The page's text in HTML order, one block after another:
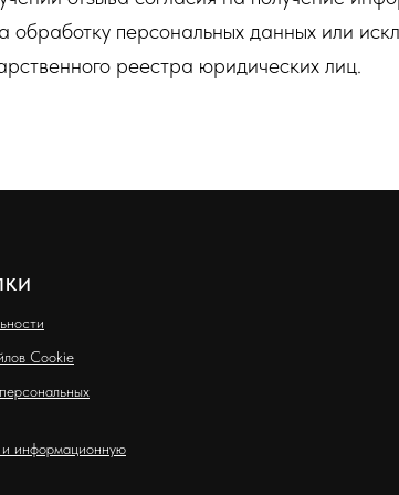
персональных данных или
реестра юридических лиц.
Cookie
информационную